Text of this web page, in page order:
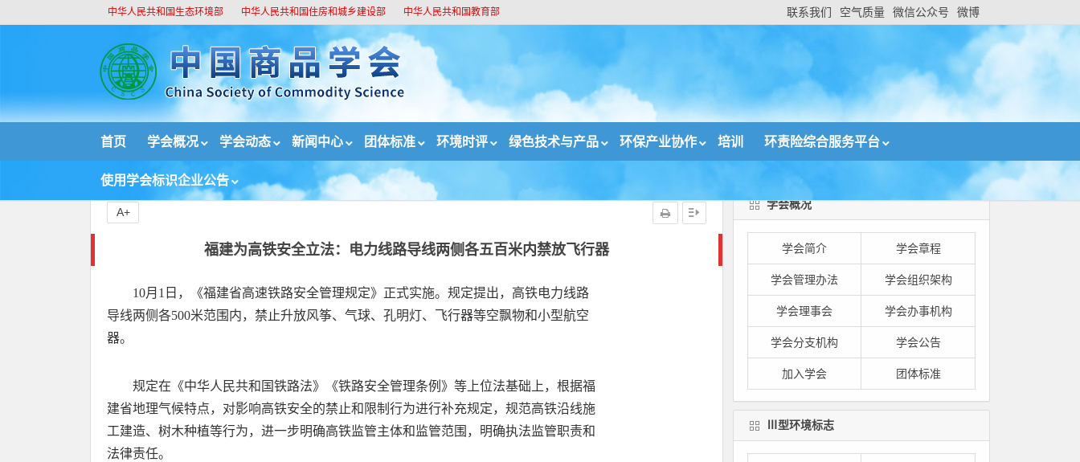
中华人民共和国生态环境部 中华人民共和国住房和城乡建设部 中华人民共和国教育部 联系我们 空气质量 微信公众号 微博
首页 学会概况 学会动态 新闻中心 团体标准 环境时评 绿色技术与产品 环保产业协作 培训 环责险综合服务平台
使用学会标识企业公告
//
首页 新闻中心 政策法规 福建为高铁安全立法：电力线路导线两侧各五百米内禁放飞行器
福建为高铁安全立法：电力线路导线两侧各五百米内禁放飞行器
A+
10月1日，《福建省高速铁路安全管理规定》正式实施。规定提出，高铁电力线路
导线两侧各500米范围内，禁止升放风筝、气球、孔明灯、飞行器等空飘物和小型航空
器。
规定在《中华人民共和国铁路法》《铁路安全管理条例》等上位法基础上，根据福
建省地理气候特点，对影响高铁安全的禁止和限制行为进行补充规定，规范高铁沿线施
工建造、树木种植等行为，进一步明确高铁监管主体和监管范围，明确执法监管职责和
法律责任。
学会概况
学会简介 学会章程
学会管理办法 学会组织架构
学会理事会 学会办事机构
学会分支机构 学会公告
加入学会 团体标准
Ⅲ型环境标志